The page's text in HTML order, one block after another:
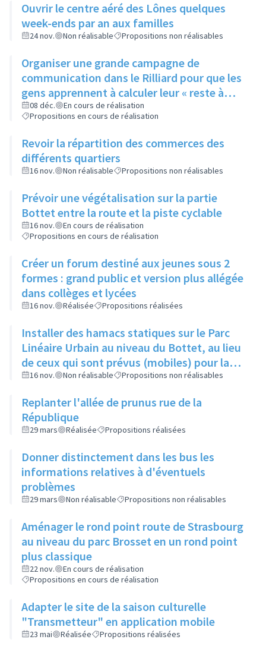
Ouvrir le centre aéré des Lônes quelques
week-ends par an aux familles
24 nov. Non réalisable Propositions non réalisables
Organiser une grande campagne de
communication dans le Rilliard pour que les
gens apprennent à calculer leur « reste à
vivre »
08 déc.
En cours de réalisation
Propositions en cours de réalisation
Revoir la répartition des commerces des
différents quartiers
16 nov. Non réalisable Propositions non réalisables
Prévoir une végétalisation sur la partie
Bottet entre la route et la piste cyclable
16 nov.
En cours de réalisation
Propositions en cours de réalisation
Créer un forum destiné aux jeunes sous 2
formes : grand public et version plus allégée
dans collèges et lycées
16 nov. Réalisée Propositions réalisées
Installer des hamacs statiques sur le Parc
Linéaire Urbain au niveau du Bottet, au lieu
de ceux qui sont prévus (mobiles) pour la
limiter la dangerosité
16 nov. Non réalisable Propositions non réalisables
Replanter l'allée de prunus rue de la
République
29 mars Réalisée Propositions réalisées
Donner distinctement dans les bus les
informations relatives à d'éventuels
problèmes
29 mars Non réalisable Propositions non réalisables
Aménager le rond point route de Strasbourg
au niveau du parc Brosset en un rond point
plus classique
22 nov.
En cours de réalisation
Propositions en cours de réalisation
Adapter le site de la saison culturelle
"Transmetteur" en application mobile
23 mai Réalisée Propositions réalisées